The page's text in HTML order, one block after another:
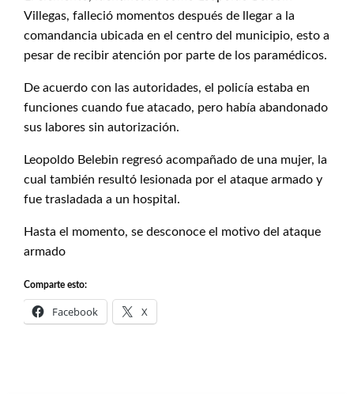
Villegas, falleció momentos después de llegar a la
comandancia ubicada en el centro del municipio, esto a
pesar de recibir atención por parte de los paramédicos.
De acuerdo con las autoridades, el policía estaba en
funciones cuando fue atacado, pero había abandonado
sus labores sin autorización.
Leopoldo Belebin regresó acompañado de una mujer, la
cual también resultó lesionada por el ataque armado y
fue trasladada a un hospital.
Hasta el momento, se desconoce el motivo del ataque
armado
Comparte esto:
Facebook X